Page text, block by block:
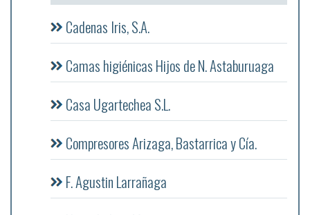
Cadenas Iris, S.A.
Camas higiénicas Hijos de N. Astaburuaga
Casa Ugartechea S.L.
Compresores Arizaga, Bastarrica y Cía.
F. Agustin Larrañaga